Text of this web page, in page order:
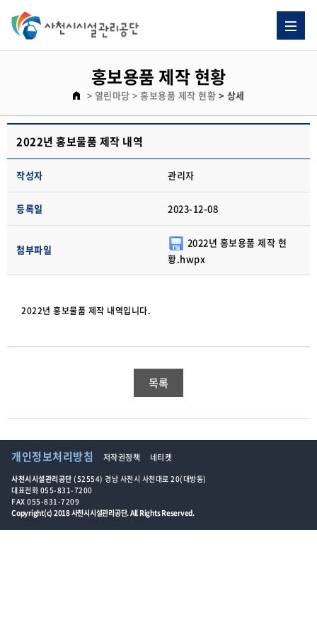
홍보용품 제작 현황
> 열린마당 > 홍보용품 제작 현황 > 상세
2022년 홍보물품 제작 내역
작성자 관리자
등록일 2023-12-08
첨부파일
2022년 홍보용품 제작 현
황.hwpx
2022년 홍보물품 제작 내역입니다.
목록
개인정보처리방침 저작권정책 네티켓
사천시시설관리공단 (52554) 경남 사천시 사천대로 20(대방동)
대표전화 055-831-7200
FAX 055-831-7209
Copyright(c) 2018 사천시시설관리공단. All Rights Reserved.